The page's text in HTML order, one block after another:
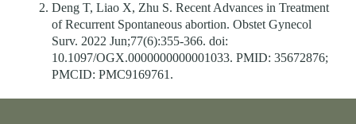
Deng T, Liao X, Zhu S. Recent Advances in Treatment
of Recurrent Spontaneous abortion. Obstet Gynecol
Surv. 2022 Jun;77(6):355-366. doi:
10.1097/OGX.0000000000001033. PMID: 35672876;
PMCID: PMC9169761.